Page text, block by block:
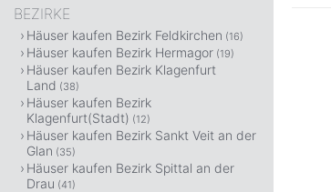
BEZIRKE
Häuser kaufen Bezirk Feldkirchen (16)
Häuser kaufen Bezirk Hermagor (19)
Häuser kaufen Bezirk Klagenfurt
Land (38)
Häuser kaufen Bezirk
Klagenfurt(Stadt) (12)
Häuser kaufen Bezirk Sankt Veit an der
Glan (35)
Häuser kaufen Bezirk Spittal an der
Drau (41)